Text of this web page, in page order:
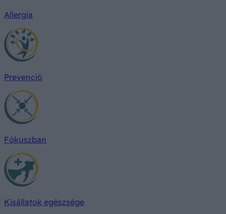
Allergia
Prevenció
Fókuszban
Kisállatok egészsége